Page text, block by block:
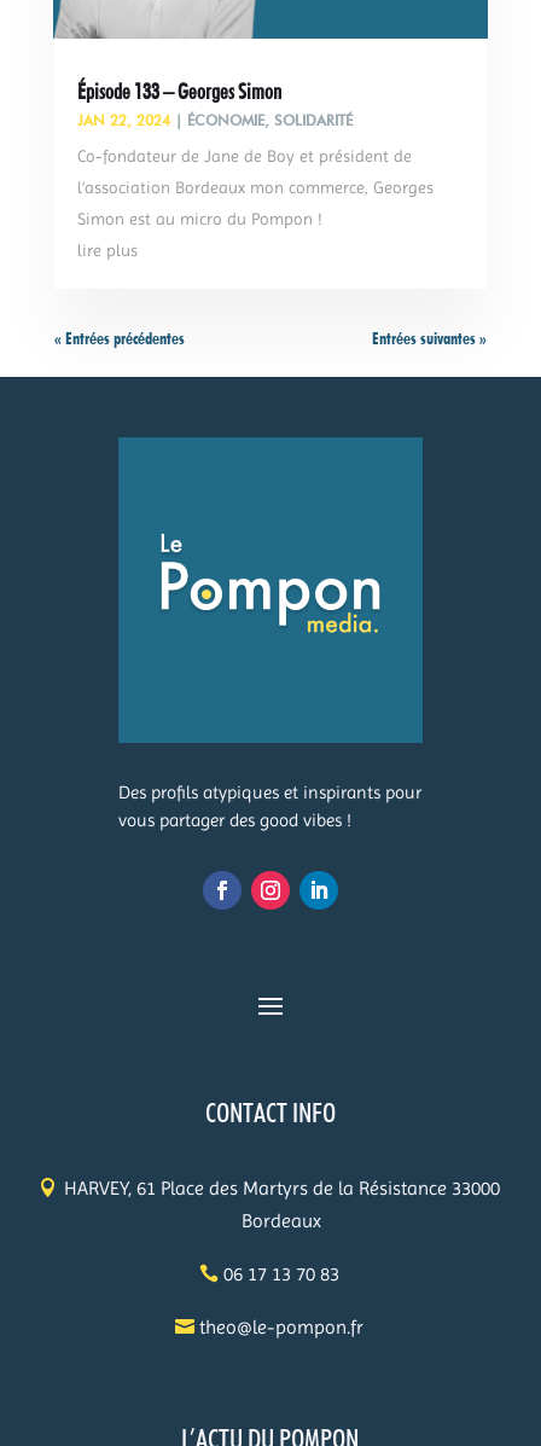
Épisode 133 – Georges Simon
JAN 22, 2024| ÉCONOMIE, SOLIDARITÉ
Co-fondateur de Jane de Boy et président de
l’association Bordeaux mon commerce, Georges
Simon est au micro du Pompon !
lire plus
« Entrées précédentes Entrées suivantes »
Des profils atypiques et inspirants pour
vous partager des good vibes !
CONTACT INFO
HARVEY, 61 Place des Martyrs de la Résistance 33000
Bordeaux
06 17 13 70 83
theo@le-pompon.fr
L’ACTU DU POMPON